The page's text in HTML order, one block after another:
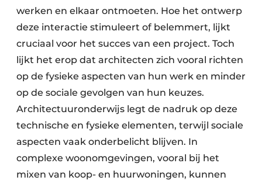
werken en elkaar ontmoeten. Hoe het ontwerp
deze interactie stimuleert of belemmert, lijkt
cruciaal voor het succes van een project. Toch
lijkt het erop dat architecten zich vooral richten
op de fysieke aspecten van hun werk en minder
op de sociale gevolgen van hun keuzes.
Architectuuronderwijs legt de nadruk op deze
technische en fysieke elementen, terwijl sociale
aspecten vaak onderbelicht blijven. In
complexe woonomgevingen, vooral bij het
mixen van koop- en huurwoningen, kunnen